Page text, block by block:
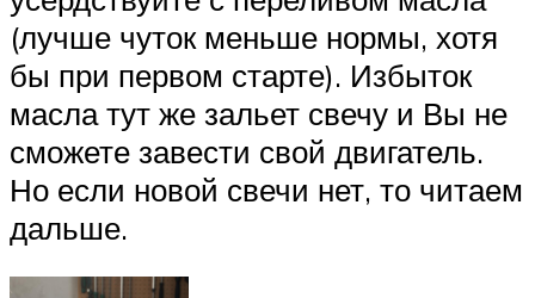
(лучше чуток меньше нормы, хотя
бы при первом старте). Избыток
масла тут же зальет свечу и Вы не
сможете завести свой двигатель.
Но если новой свечи нет, то читаем
дальше.